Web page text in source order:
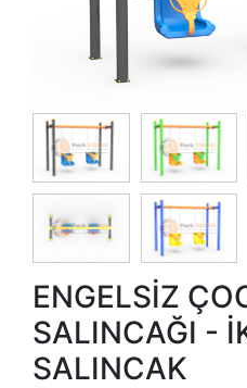
ENGELSİZ
SALINCAĞI -
SALINCAK